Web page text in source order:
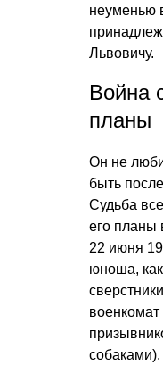
неуменью
Львовичу.
Война
планы
Он не
быть
Судьба
его планы
22 июня
юноша,
военкомат